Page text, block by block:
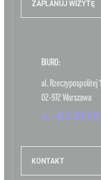
ZAPLANUJ WIZYTĘ
BIURO:
al. Rzeczypospolitej 1
02-972 Warszawa
+48 22 308 14 91
KONTAKT